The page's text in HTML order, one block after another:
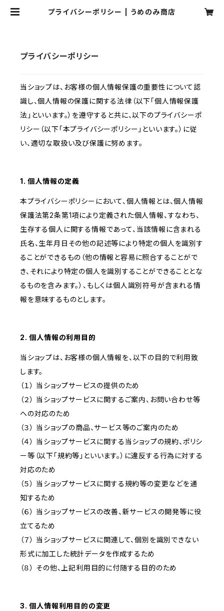
プライバシーポリシー | うめのみ商店
プライバシーポリシー
当ショップは、お客様の個人情報保護の重要性について認
識し、個人情報の保護に関する法律（以下「個人情報保護
法」といいます。）を遵守すると共に、以下のプライバシーポ
リシー（以下「本プライバシーポリシー」といいます。）に従
い、適切な取扱い及び保護に努めます。
1. 個人情報の定義
本プライバシーポリシーにおいて、個人情報とは、個人情報
保護法第2条第1項により定義された個人情報、すなわち、
生存する個人に関する情報であって、当該情報に含まれる
氏名、生年月日その他の記述等により特定の個人を識別す
ることができるもの（他の情報と容易に照合することがで
き、それにより特定の個人を識別することができることとな
るものを含みます。）、もしくは個人識別符号が含まれる情
報を意味するものとします。
2. 個人情報の利用目的
当ショップは、お客様の個人情報を、以下の目的で利用致
します。
（１） 当ショップサービスの提供のため
（２） 当ショップサービスに関するご案内、お問い合わせ等
への対応のため
（３） 当ショップの商品、サービス等のご案内のため
（４） 当ショップサービスに関する当ショップの規約、ポリシ
ー等（以下「規約等」といいます。）に違反する行為に対する
対応のため
（５） 当ショップサービスに関する規約等の変更などを通
知するため
（６） 当ショップサービスの改善、新サービスの開発等に役
立てるため
（７） 当ショップサービスに関連して、個別を識別できない
形式に加工した統計データを作成するため
（８） その他、上記利用目的に付随する目的のため
3. 個人情報利用目的の変更